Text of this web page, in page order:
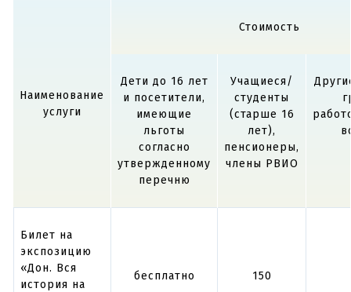
Наименование
услуги
Стоимость
Дети до 16 лет
и посетители,
имеющие
льготы
согласно
утвержденному
перечню
Учащиеся/
студенты
(старше 16
лет),
пенсионеры,
члены РВИО
Билет на
экспозицию
«Дон. Вся
история на
бесплатно 150